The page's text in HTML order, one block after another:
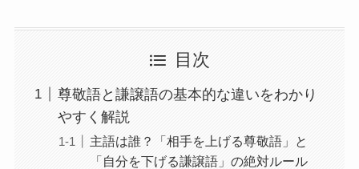
目次
尊敬語と謙譲語の基本的な違いをわかり
やすく解説
主語は誰？「相手を上げる尊敬語」と
「自分を下げる謙譲語」の絶対ルール